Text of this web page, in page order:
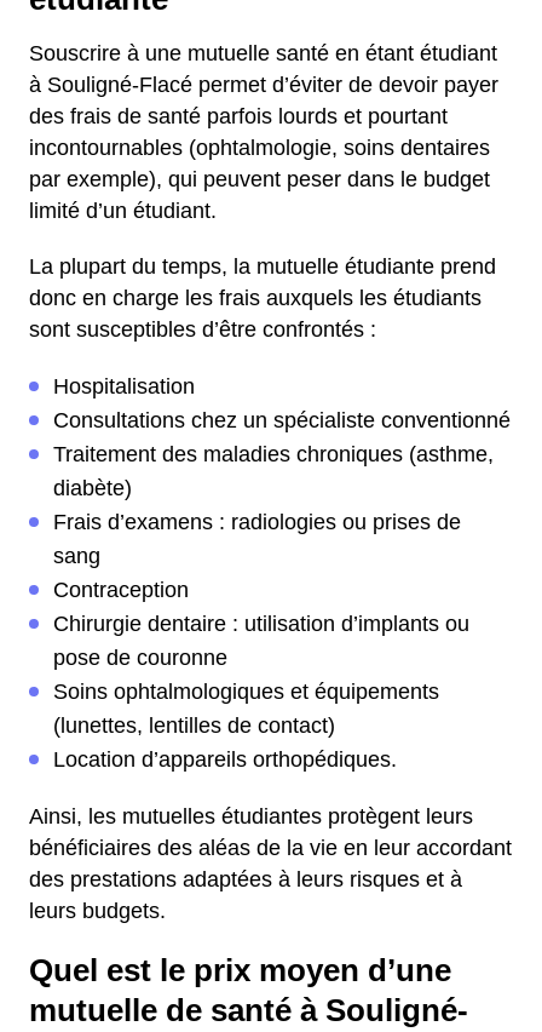
Souscrire à une mutuelle santé en étant étudiant
à Souligné-Flacé permet d’éviter de devoir payer
des frais de santé parfois lourds et pourtant
incontournables (ophtalmologie, soins dentaires
par exemple), qui peuvent peser dans le budget
limité d’un étudiant.
La plupart du temps, la mutuelle étudiante prend
donc en charge les frais auxquels les étudiants
sont susceptibles d’être confrontés :
Hospitalisation
Consultations chez un spécialiste conventionné
Traitement des maladies chroniques (asthme,
diabète)
Frais d’examens : radiologies ou prises de
sang
Contraception
Chirurgie dentaire : utilisation d’implants ou
pose de couronne
Soins ophtalmologiques et équipements
(lunettes, lentilles de contact)
Location d’appareils orthopédiques.
Ainsi, les mutuelles étudiantes protègent leurs
bénéficiaires des aléas de la vie en leur accordant
des prestations adaptées à leurs risques et à
leurs budgets.
Quel est le prix moyen d’une
mutuelle de santé à Souligné-